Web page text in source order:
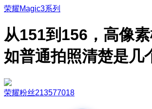
荣耀Magic3系列
从151到156，高像
如普通拍照清楚是几
荣耀粉丝213577018